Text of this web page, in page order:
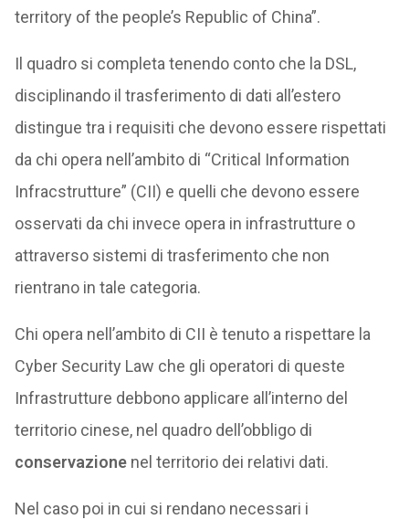
territory of the people’s Republic of China”.
Il quadro si completa tenendo conto che la DSL,
disciplinando il trasferimento di dati all’estero
distingue tra i requisiti che devono essere rispettati
da chi opera nell’ambito di “Critical Information
Infracstrutture” (CII) e quelli che devono essere
osservati da chi invece opera in infrastrutture o
attraverso sistemi di trasferimento che non
rientrano in tale categoria.
Chi opera nell’ambito di CII è tenuto a rispettare la
Cyber Security Law che gli operatori di queste
Infrastrutture debbono applicare all’interno del
territorio cinese, nel quadro dell’obbligo di
conservazionenel territorio dei relativi dati.
Nel caso poi in cui si rendano necessari i